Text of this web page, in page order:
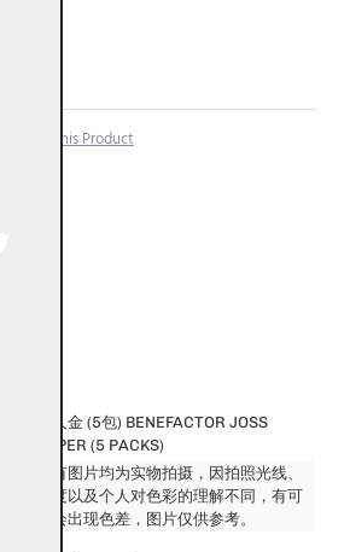
Compare this Product
贵人金 (5包) BENEFACTOR JOSS
PAPER (5 PACKS)
所有图片均为实物拍摄，因拍照光线、
角度以及个人对色彩的理解不同，有可
能会出现色差，图片仅供参考。